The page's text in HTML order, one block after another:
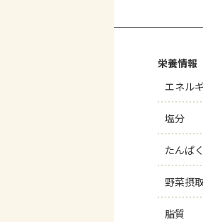
栄養情報
エネル
塩分
たんぱ
野菜摂
脂質